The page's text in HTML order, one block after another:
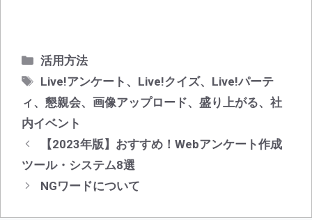
カ
テ
リ
ー
活用方法
タ
グ
Live!アンケート 、 Live!クイズ、 Live!パーテ
ィ、 懇親会、 画像アップロード、 盛り上がる、 社
内イベント
投
稿
ビ
【2023年版】おすすめ！Webアンケート作成
ツール・システム8選
NGワードについて